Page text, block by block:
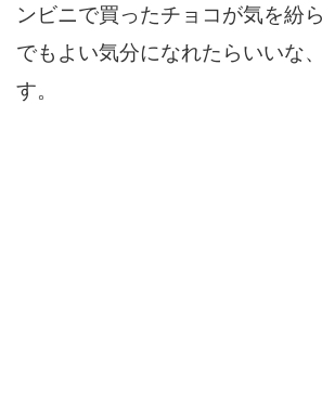
ンビニで買ったチョコが気を紛
でもよい気分になれたらいいな
す。